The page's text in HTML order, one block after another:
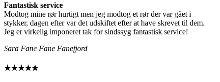
Fantastisk service
Modtog mine rør hurtigt men jeg modtog et rør der var gået i
stykker, dagen efter var det udskiftet efter at have skrevet til dem.
Jeg er virkelig imponeret tak for sindssyg fantastisk service!
Sara Fane Fane Fanefjord
★★★★★